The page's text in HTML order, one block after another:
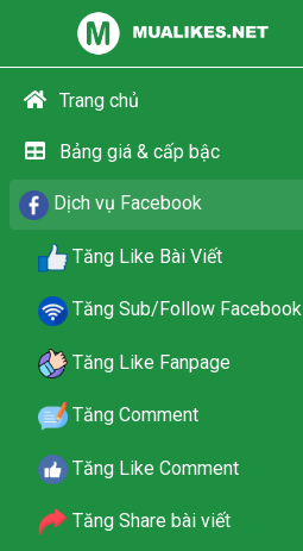
Trang chủ
Bảng giá & cấp bậc
Dịch vụ Facebook
Tăng Like Bài Viết
Tăng Sub/Follow Facebook
Tăng Like Fanpage
Tăng Comment
Tăng Like Comment
Tăng Share bài viết